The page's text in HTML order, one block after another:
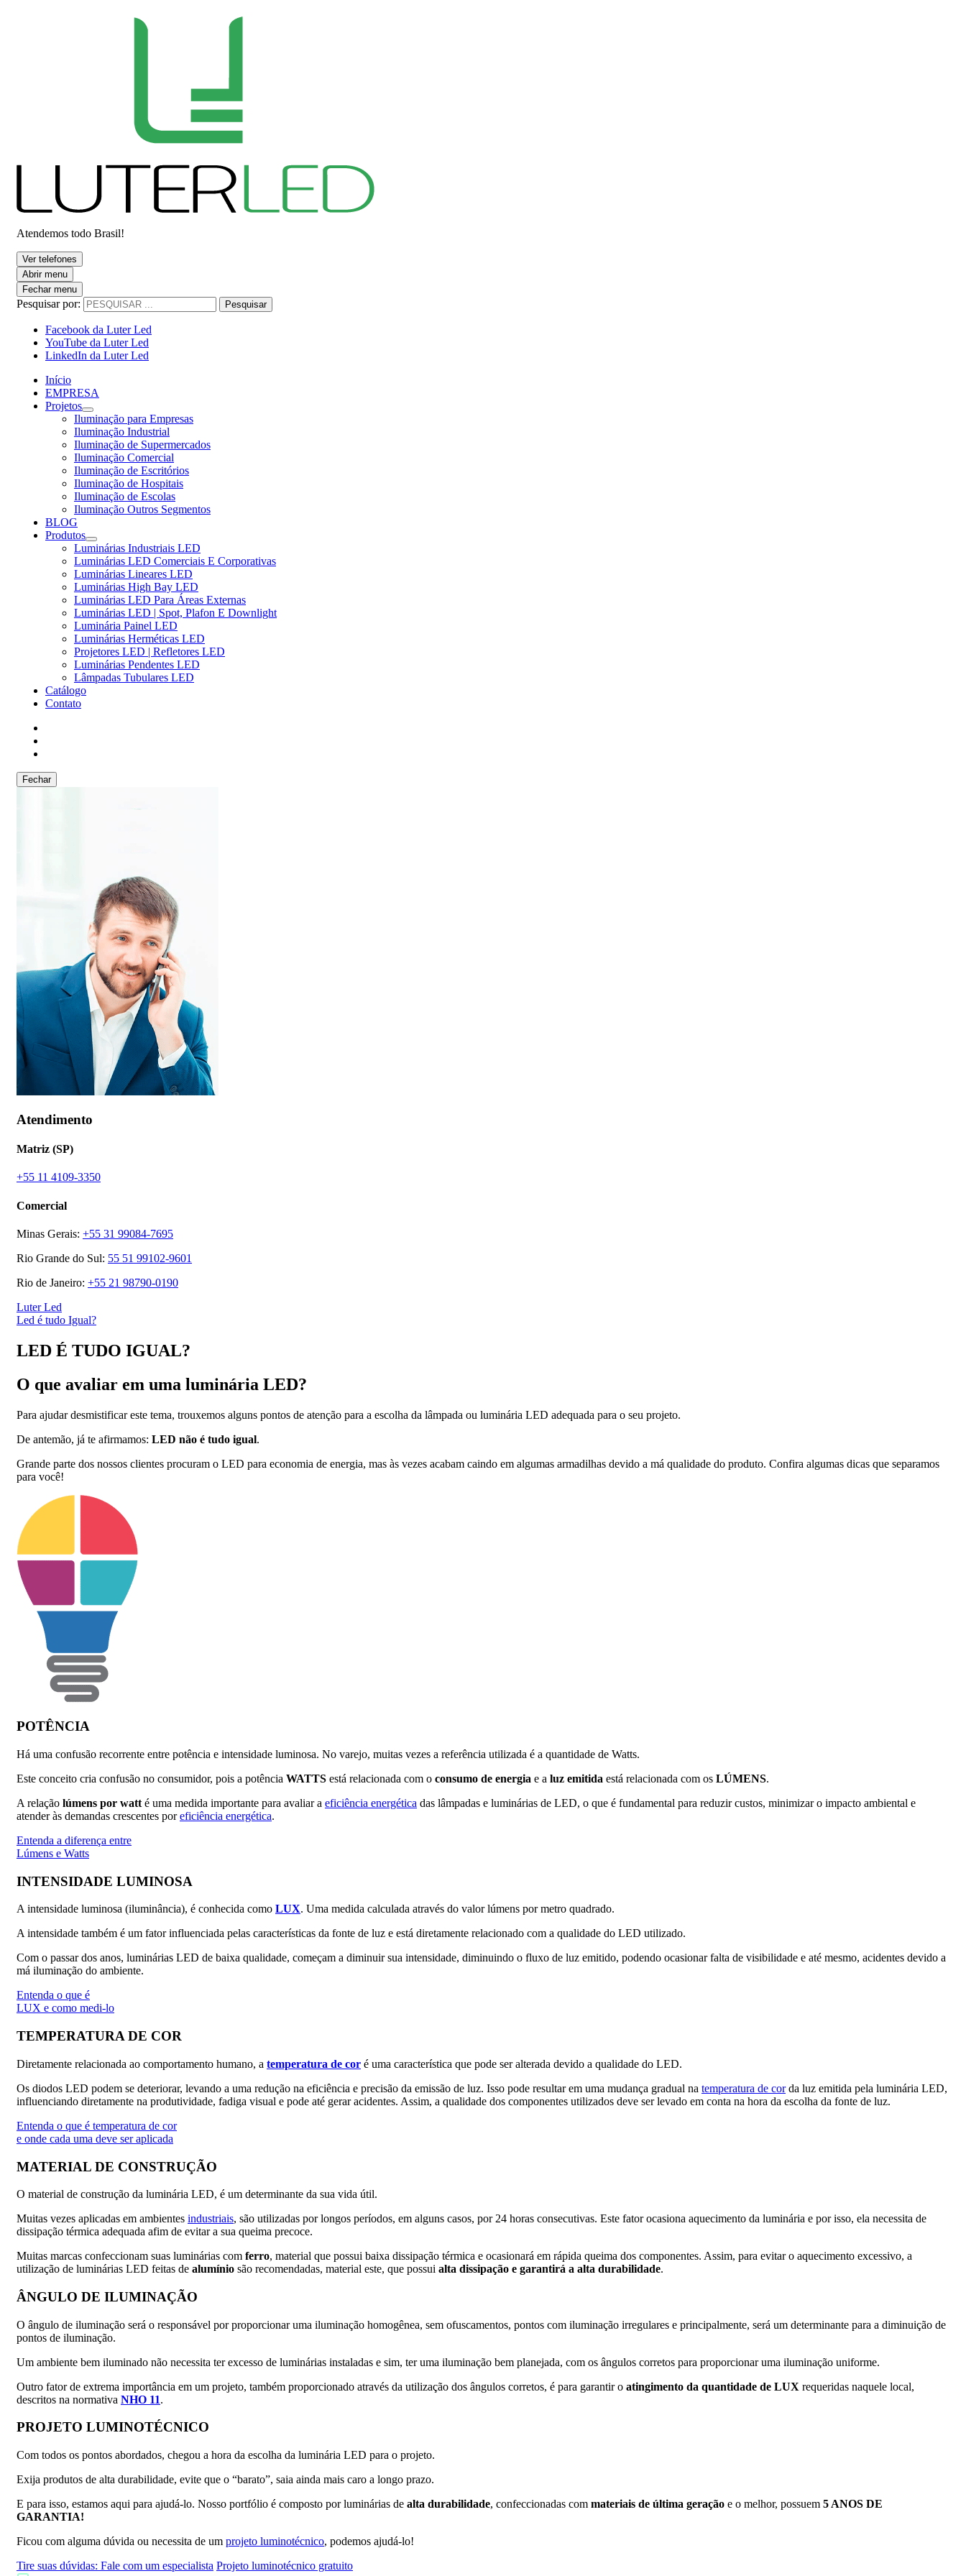
Atendemos todo Brasil!
Ver telefones
Abrir menu
Fechar menu
Pesquisar por: Pesquisar
Facebook da Luter Led
YouTube da Luter Led
LinkedIn da Luter Led
Início
EMPRESA
Projetos
Iluminação para Empresas
Iluminação Industrial
Iluminação de Supermercados
Iluminação Comercial
Iluminação de Escritórios
Iluminação de Hospitais
Iluminação de Escolas
Iluminação Outros Segmentos
BLOG
Produtos
Luminárias Industriais LED
Luminárias LED Comerciais E Corporativas
Luminárias Lineares LED
Luminárias High Bay LED
Luminárias LED Para Áreas Externas
Luminárias LED | Spot, Plafon E Downlight
Luminária Painel LED
Luminárias Herméticas LED
Projetores LED | Refletores LED
Luminárias Pendentes LED
Lâmpadas Tubulares LED
Catálogo
Contato
Fechar
Atendimento
Matriz (SP)
+55 11 4109-3350
Comercial
Minas Gerais: +55 31 99084-7695
Rio Grande do Sul: 55 51 99102-9601
Rio de Janeiro: +55 21 98790-0190
Luter Led
Led é tudo Igual?
LED É TUDO IGUAL?
O que avaliar em uma luminária LED?
Para ajudar desmistificar este tema, trouxemos alguns pontos de atenção para a escolha da lâmpada ou luminária LED adequada para o seu projeto.
De antemão, já te afirmamos: LED não é tudo igual.
Grande parte dos nossos clientes procuram o LED para economia de energia, mas às vezes acabam caindo em algumas armadilhas devido a má qualidade do produto. Confira algumas dicas que separamos
para você!
POTÊNCIA
Há uma confusão recorrente entre potência e intensidade luminosa. No varejo, muitas vezes a referência utilizada é a quantidade de Watts.
Este conceito cria confusão no consumidor, pois a potência WATTS está relacionada com o consumo de energia e a luz emitida está relacionada com os LÚMENS.
A relação lúmens por watt é uma medida importante para avaliar a eficiência energética das lâmpadas e luminárias de LED, o que é fundamental para reduzir custos, minimizaro impacto ambiental e
atender às demandas crescentes poreficiência energética.
Entenda a diferença entre
Lúmens e Watts
INTENSIDADE LUMINOSA
A intensidade luminosa (iluminância), é conhecida como LUX. Uma medida calculada através do valor lúmens por metro quadrado.
A intensidade também é um fator influenciada pelas características da fonte de luz e está diretamente relacionado com a qualidade do LED utilizado.
Com o passar dos anos, luminárias LED de baixa qualidade, começam a diminuir sua intensidade, diminuindo o fluxo de luz emitido, podendo ocasionar falta de visibilidade e até mesmo, acidentes devido a
má iluminação do ambiente.
Entenda o que é
LUX e como medi-lo
TEMPERATURA DE COR
Diretamente relacionada ao comportamento humano, a temperatura de cor é uma característica que pode ser alterada devido a qualidade do LED.
Os diodos LED podem se deteriorar, levando a uma redução na eficiência e precisão da emissão de luz. Isso pode resultar em uma mudança gradual na temperatura de corda luz emitida pela luminária LED,
influenciando diretamente na produtividade, fadiga visual e pode até gerar acidentes. Assim, a qualidade dos componentes utilizados deve ser levado em conta na hora da escolha da fonte de luz.
Entenda o que é temperatura de cor
e onde cada uma deve ser aplicada
MATERIAL DE CONSTRUÇÃO
O material de construção da luminária LED, é um determinante da sua vida útil.
Muitas vezes aplicadas em ambientes industriais, são utilizadas por longos períodos, em alguns casos, por 24 horas consecutivas. Este fator ocasiona aquecimento da luminária e por isso, ela necessita de
dissipação térmica adequada afim de evitar a sua queima precoce.
Muitas marcas confeccionam suas luminárias com ferro, material que possui baixa dissipação térmica e ocasionará em rápida queima dos componentes. Assim, para evitar o aquecimento excessivo, a
utilização de luminárias LED feitas de alumínio são recomendadas, material este, que possui alta dissipação e garantirá a alta durabilidade.
ÂNGULO DE ILUMINAÇÃO
O ângulo de iluminação será o responsável por proporcionar uma iluminação homogênea, sem ofuscamentos, pontos com iluminação irregulares e principalmente, será um determinante para a diminuição de
pontos de iluminação.
Um ambiente bem iluminado não necessita ter excesso de luminárias instaladas e sim, ter uma iluminação bem planejada, com os ângulos corretos para proporcionar uma iluminação uniforme.
Outro fator de extrema importância em um projeto, também proporcionado através da utilização dos ângulos corretos, é para garantir o atingimento da quantidade de LUX requeridas naquele local,
descritos na normativa NHO 11.
PROJETO LUMINOTÉCNICO
Com todos os pontos abordados, chegou a hora da escolha da luminária LED para o projeto.
Exija produtos de alta durabilidade, evite que o “barato”, saia ainda mais caro a longo prazo.
E para isso, estamos aqui para ajudá-lo. Nosso portfólio é composto por luminárias de alta durabilidade, confeccionadas com materiais de última geração e o melhor, possuem 5 ANOS DE
GARANTIA!
Ficou com alguma dúvida ou necessita de um projeto luminotécnico, podemos ajudá-lo!
Tire suas dúvidas: Fale com um especialista Projeto luminotécnico gratuito